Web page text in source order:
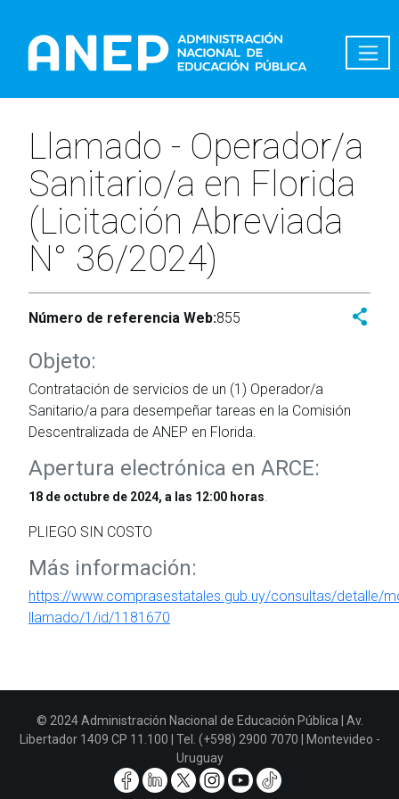
Llamado - Operador/a
Sanitario/a en Florida
(Licitación Abreviada
N° 36/2024)
Número de referencia Web:855
Objeto:
Contratación de servicios de un (1) Operador/a
Sanitario/a para desempeñar tareas en la Comisión
Descentralizada de ANEP en Florida.
Apertura electrónica en ARCE:
18 de octubre de 2024, a las 12:00 horas.
PLIEGO SIN COSTO
Más información:
https://www.comprasestatales.gub.uy/consultas/detalle/
llamado/1/id/1181670
© 2024 Administración Nacional de Educación Pública | Av.
Libertador 1409 CP 11.100 | Tel. (+598) 2900 7070 | Montevideo -
Uruguay